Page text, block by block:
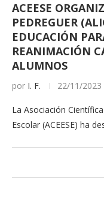
ACEESE
PEDREGUER
EDUCACIÓN
REANIMACIÓN
ALUMNOS
por I. F. 22/11/2023
La Asociación
Escolar (ACEESE) ha